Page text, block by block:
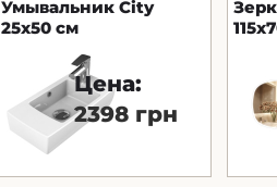
Умывальник City
25x50 см
Цена:
2398 грн